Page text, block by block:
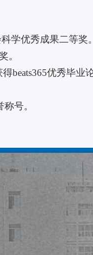
学优秀成果二等奖。
。
beats365优秀毕业
号。